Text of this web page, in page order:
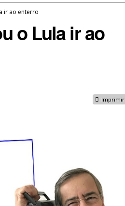
ir ao enterro
o Lula ir ao
Imprimir